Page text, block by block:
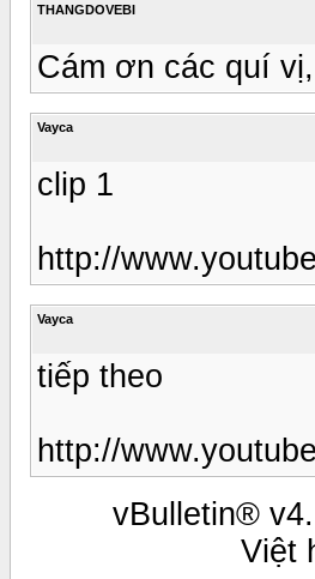
THANGDOVEBI
Cám ơn các quí
Vayca
clip 1
http://
Vayca
tiếp theo
http://
vBulletin®
Việt